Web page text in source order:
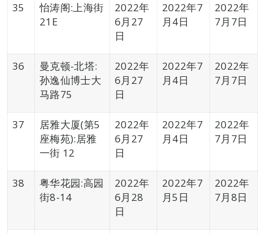
35
怡涛阁:上海街
21E
2022年
6月27
日
2022年7
月4日
2022年
7月7日
36
曼克顿-北塔:
孙逸仙博士大
马路75
2022年
6月27
日
2022年7
月4日
2022年
7月7日
37
居雅大厦(第5
座梅苑):居雅
一街 12
2022年
6月27
日
2022年7
月4日
2022年
7月7日
38
粤华花园:高园
街8-14
2022年
6月28
日
2022年7
月5日
2022年
7月8日